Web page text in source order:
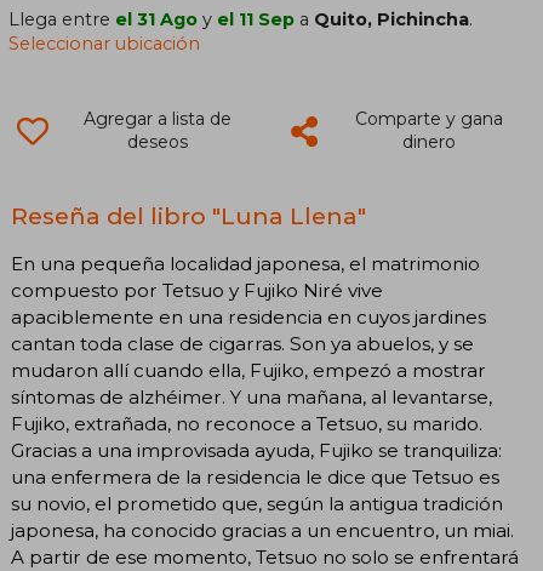
Llega entre el 31 Ago y el 11 Sep a Quito, Pichincha.
Seleccionar ubicación
Agregar a lista de
deseos
Comparte y gana
dinero
Reseña del libro "Luna Llena"
En una pequeña localidad japonesa, el matrimonio
compuesto por Tetsuo y Fujiko Niré vive
apaciblemente en una residencia en cuyos jardines
cantan toda clase de cigarras. Son ya abuelos, y se
mudaron allí cuando ella, Fujiko, empezó a mostrar
síntomas de alzhéimer. Y una mañana, al levantarse,
Fujiko, extrañada, no reconoce a Tetsuo, su marido.
Gracias a una improvisada ayuda, Fujiko se tranquiliza:
una enfermera de la residencia le dice que Tetsuo es
su novio, el prometido que, según la antigua tradición
japonesa, ha conocido gracias a un encuentro, un miai.
A partir de ese momento, Tetsuo no solo se enfrentará